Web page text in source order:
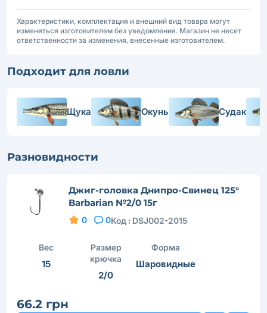
Характеристики, комплектация и внешний вид товара могут
изменяться изготовителем без уведомления. Магазин не несет
ответственности за изменения, внесенные изготовителем.
Подходит для ловли
Щука Окунь Судак
Разновидности
Джиг-головка Днипро-Свинец 125°
Barbarian №2/0 15г
0 0Код : DSJ002-2015
Вес
15
Размер
крючка
2/0
Форма
Шаровидные
66.2 грн